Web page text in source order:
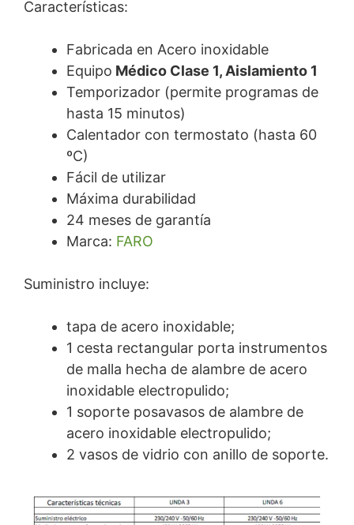
Características:
Fabricada en Acero inoxidable
Equipo Médico Clase 1, Aislamiento 1
Temporizador (permite programas de
hasta 15 minutos)
Calentador con termostato (hasta 60
ºC)
Fácil de utilizar
Máxima durabilidad
24 meses de garantía
Marca: FARO
Suministro incluye:
tapa de acero inoxidable;
1 cesta rectangular porta instrumentos
de malla hecha de alambre de acero
inoxidable electropulido;
1 soporte posavasos de alambre de
acero inoxidable electropulido;
2 vasos de vidrio con anillo de soporte.